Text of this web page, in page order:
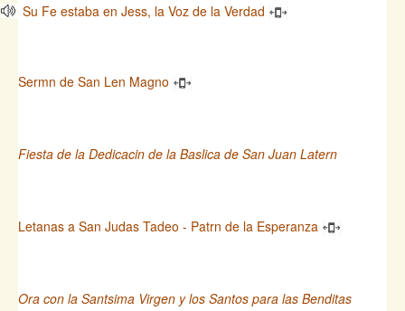
Su Fe estaba en Jess, la Voz de la Verdad
Sermn de San Len Magno
Fiesta de la Dedicacin de la Baslica de San Juan Latern
Letanas a San Judas Tadeo - Patrn de la Esperanza
Ora con la Santsima Virgen y los Santos para las Benditas